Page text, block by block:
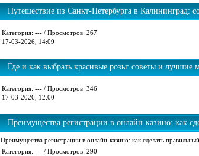
Путешествие из Санкт-Петербурга в Калининград:
Категория: --- / Просмотров: 267
17-03-2026, 14:09
Где и как выбрать красивые розы: советы и лучшие
Категория: --- / Просмотров: 346
17-03-2026, 12:00
Преимущества регистрации в онлайн-казино: как
Преимущества регистрации в онлайн-казино: как сделать
Категория: --- / Просмотров: 290